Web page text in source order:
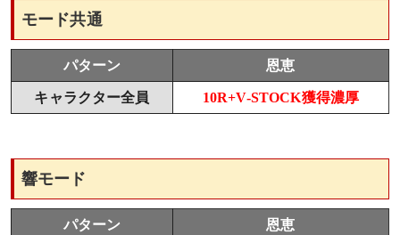
モード共通
パターン 恩恵
キャラクター全員 10R+V-STOCK獲得濃厚
響モード
パターン 恩恵